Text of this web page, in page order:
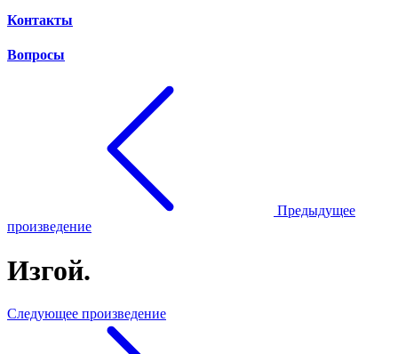
Контакты
Вопросы
Предыдущее
произведение
Изгой.
Следующее произведение